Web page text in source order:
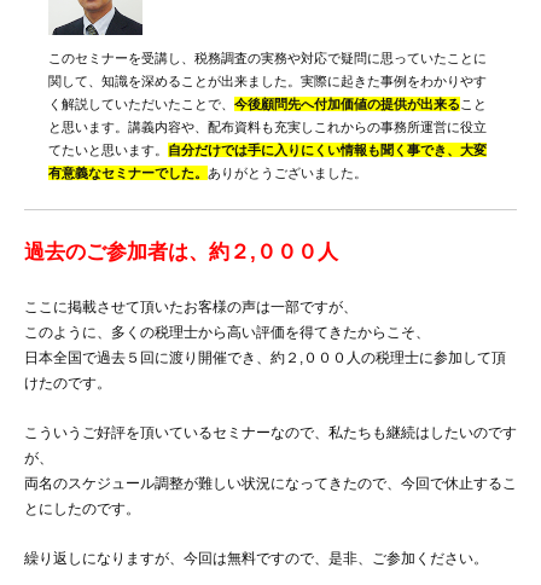
このセミナーを受講し、税務調査の実務や対応で疑問に思っていたことに
関して、知識を深めることが出来ました。実際に起きた事例をわかりやす
く解説していただいたことで、 今後顧問先へ付加価値の提供が出来る こと
と思います。講義内容や、配布資料も充実しこれからの事務所運営に役立
てたいと思います。 自分だけでは手に入りにくい情報も聞く事でき、大変
有意義なセミナーでした。 ありがとうございました。
過去のご参加者は、約２,０００人
ここに掲載させて頂いたお客様の声は一部ですが、
このように、多くの税理士から高い評価を得てきたからこそ、
日本全国で過去５回に渡り開催でき、約２,０００人の税理士に参加して頂
けたのです。
こういうご好評を頂いているセミナーなので、私たちも継続はしたいのです
が、
両名のスケジュール調整が難しい状況になってきたので、今回で休止するこ
とにしたのです。
繰り返しになりますが、今回は無料ですので、是非、ご参加ください。